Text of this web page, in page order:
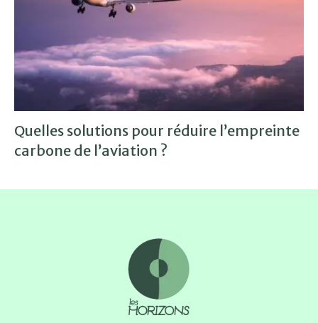
Quelles solutions pour réduire l’empreinte
carbone de l’aviation ?